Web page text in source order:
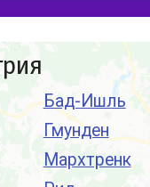
Бад-Ишль
Гмунден
Мархтренк